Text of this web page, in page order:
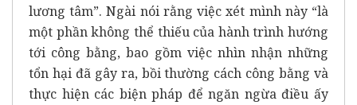
lương tâm”. Ngài nói rằng việc xét mình này “là
một phần không thể thiếu của hành trình hướng
tới công bằng, bao gồm việc nhìn nhận những
tổn hại đã gây ra, bồi thường cách công bằng và
thực hiện các biện pháp để ngăn ngừa điều ấy